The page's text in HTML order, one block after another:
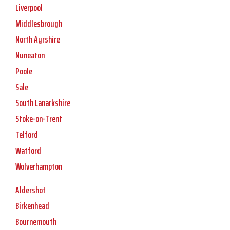
Liverpool
Middlesbrough
North Ayrshire
Nuneaton
Poole
Sale
South Lanarkshire
Stoke-on-Trent
Telford
Watford
Wolverhampton
Aldershot
Birkenhead
Bournemouth